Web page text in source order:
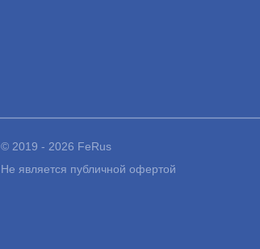
© 2019 - 2026 FeRus
Не является публичной офертой